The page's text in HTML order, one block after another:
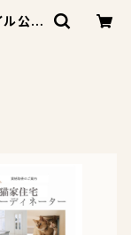
公式